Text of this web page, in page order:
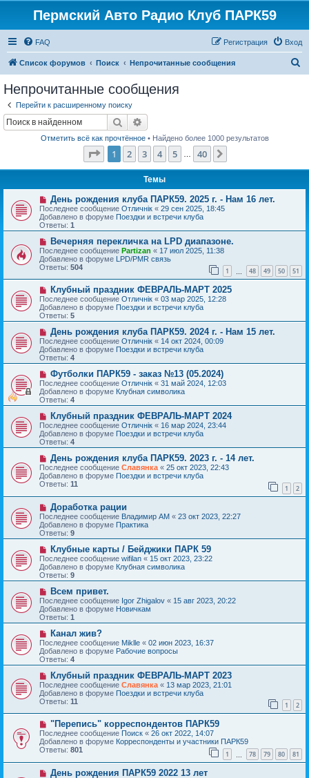
Пермский Авто Радио Клуб ПАРК59
FAQ Вход
Регистрация
Список форумов Поиск Непрочитанные сообщения
Непрочитанные сообщения
Перейти к расширенному поиску
Поиск
Отметить всё как прочтённое• Найдено более 1000 результатов
Страница из 40
1 2 3 4 5 40
Темы
Н
о
в
о
е
с
о
о
б
щ
е
н
и
е
День рождения клуба ПАРК59. 2025 г. - Нам 16 лет.
Последнее сообщение Отличнiк « 29 сен 2025, 18:45
Добавлено в форуме Поездки и встречи клуба
Ответы: 1
Н
о
в
о
е
с
о
б
щ
е
н
и
е
Вечерняя перекличка на LPD диапазоне.
Последнее сообщение Partizan « 17 июл 2025, 11:38
Добавлено в форуме LPD/PMR связь
Ответы: 504 1 48 49 50 51
Н
о
в
о
е
о
о
б
щ
е
и
е
Клубный праздник ФЕВРАЛЬ-МАРТ 2025
Последнее сообщение Отличнiк « 03 мар 2025, 12:28
Добавлено в форуме Поездки и встречи клуба
Ответы: 5
Н
о
в
о
е
с
о
б
щ
е
н
и
е
День рождения клуба ПАРК59. 2024 г. - Нам 15 лет.
Последнее сообщение Отличнiк « 14 окт 2024, 00:09
Добавлено в форуме Поездки и встречи клуба
Ответы: 4
Н
о
в
о
е
с
о
о
б
щ
н
и
е
Футболки ПАРК59 - заказ №13 (05.2024)
Последнее сообщение Отличнiк « 31 май 2024, 12:03
Добавлено в форуме Клубная символика
Ответы: 4
Н
о
в
о
е
о
о
б
щ
е
и
е
Клубный праздник ФЕВРАЛЬ-МАРТ 2024
Последнее сообщение Отличнiк « 16 мар 2024, 23:44
Добавлено в форуме Поездки и встречи клуба
Ответы: 4
Н
о
в
о
е
с
о
о
б
щ
е
н
и
е
День рождения клуба ПАРК59. 2023 г. - 14 лет.
Последнее сообщение Славянка « 25 окт 2023, 22:43
Добавлено в форуме Поездки и встречи клуба
Ответы: 11 1 2
Н
о
в
о
е
с
о
о
б
щ
е
н
и
е
Доработка рации
Последнее сообщение Владимир АМ « 23 окт 2023, 22:27
Добавлено в форуме Практика
Ответы: 9
Н
о
в
о
е
с
о
о
б
щ
е
н
и
е
Клубные карты / Бейджики ПАРК 59
Последнее сообщение wifilan « 15 окт 2023, 23:22
Добавлено в форуме Клубная символика
Ответы: 9
Н
о
в
о
е
с
о
о
б
щ
е
н
и
е
Всем привет.
Последнее сообщение Igor Zhigalov « 15 авг 2023, 20:22
Добавлено в форуме Новичкам
Ответы: 1
Н
о
в
о
е
с
о
о
б
щ
е
н
и
е
Канал жив?
Последнее сообщение Miklle « 02 июн 2023, 16:37
Добавлено в форуме Рабочие вопросы
Ответы: 4
Н
о
в
о
е
с
о
о
б
щ
н
и
Клубный праздник ФЕВРАЛЬ-МАРТ 2023
Последнее сообщение Славянка « 13 мар 2023, 21:01
Добавлено в форуме Поездки и встречи клуба
Ответы: 11 1 2
Н
о
в
о
с
о
"Перепись" корреспондентов ПАРК59
Последнее сообщение Поиск « 26 окт 2022, 14:07
Добавлено в форуме Корреспонденты и участники ПАРК59
Ответы: 801 1 78 79 80 81
Н
День рождения ПАРК59 2022 13 лет